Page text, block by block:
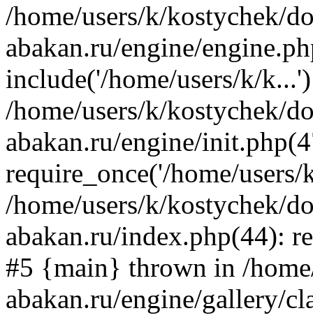
/home/users/k/kostychek/
abakan.ru/engine/
include('/home/users/k/
/home/users/k/kostychek/
abakan.ru/engine/
require_once('/home/
/home/users/k/kostychek/
abakan.ru/index.php(44):
#5 {main} thrown in /
abakan.ru/engine/gallery/